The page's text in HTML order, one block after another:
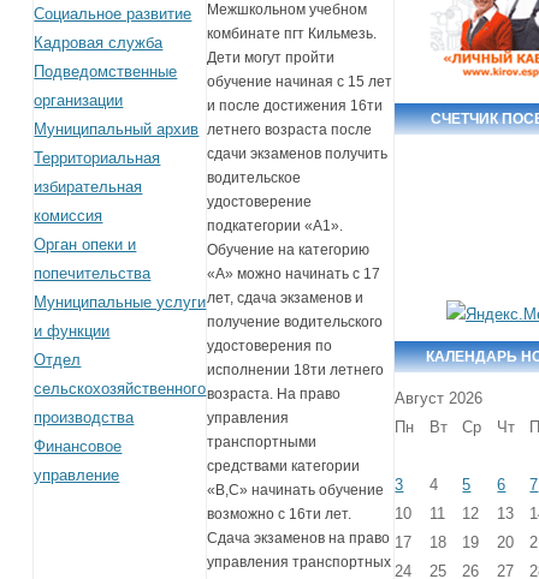
Социальное развитие
Кадровая служба
Подведомственные
организации
Муниципальный архив
Территориальная
избирательная
комиссия
Орган опеки и
попечительства
Муниципальные услуги
и функции
Отдел
сельскохозяйственного
производства
Финансовое
управление
Межшкольном учебном
комбинате пгт Кильмезь.
Дети могут пройти
обучение начиная с 15 лет
и после достижения 16ти
летнего возраста после
сдачи экзаменов получить
водительское
удостоверение
подкатегории «А1».
Обучение на категорию
«А» можно начинать с 17
лет, сдача экзаменов и
получение водительского
удостоверения по
исполнении 18ти летнего
возраста. На право
управления
транспортными
средствами категории
«В,С» начинать обучение
возможно с 16ти лет.
Сдача экзаменов на право
управления транспортных
СЧЕТЧИК
КАЛЕНДАРЬ
Август 2026
Пн
Вт Ср Чт
3 4 5 6
7
10
11 12 13
17
18 19 20
24
25 26 27